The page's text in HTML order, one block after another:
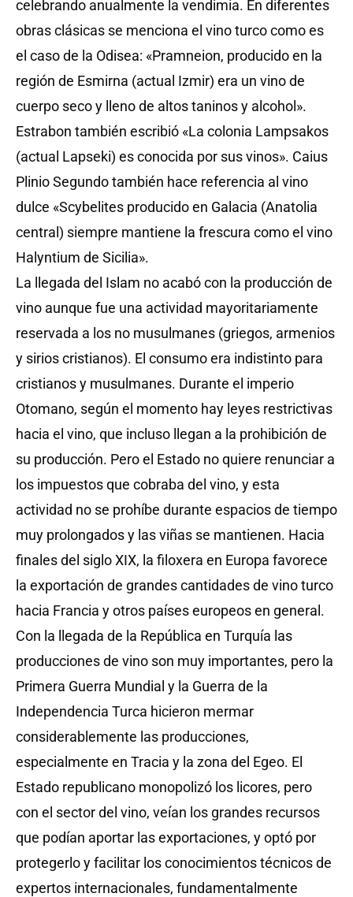
celebrando anualmente la vendimia. En diferentes
obras clásicas se menciona el vino turco como es
el caso de la Odisea: «Pramneion, producido en la
región de Esmirna (actual Izmir) era un vino de
cuerpo seco y lleno de altos taninos y alcohol».
Estrabon también escribió «La colonia Lampsakos
(actual Lapseki) es conocida por sus vinos». Caius
Plinio Segundo también hace referencia al vino
dulce «Scybelites producido en Galacia (Anatolia
central) siempre mantiene la frescura como el vino
Halyntium de Sicilia».
La llegada del Islam no acabó con la producción de
vino aunque fue una actividad mayoritariamente
reservada a los no musulmanes (griegos, armenios
y sirios cristianos). El consumo era indistinto para
cristianos y musulmanes. Durante el imperio
Otomano, según el momento hay leyes restrictivas
hacia el vino, que incluso llegan a la prohibición de
su producción. Pero el Estado no quiere renunciar a
los impuestos que cobraba del vino, y esta
actividad no se prohíbe durante espacios de tiempo
muy prolongados y las viñas se mantienen. Hacia
finales del siglo XIX, la filoxera en Europa favorece
la exportación de grandes cantidades de vino turco
hacia Francia y otros países europeos en general.
Con la llegada de la República en Turquía las
producciones de vino son muy importantes, pero la
Primera Guerra Mundial y la Guerra de la
Independencia Turca hicieron mermar
considerablemente las producciones,
especialmente en Tracia y la zona del Egeo. El
Estado republicano monopolizó los licores, pero
con el sector del vino, veían los grandes recursos
que podían aportar las exportaciones, y optó por
protegerlo y facilitar los conocimientos técnicos de
expertos internacionales, fundamentalmente